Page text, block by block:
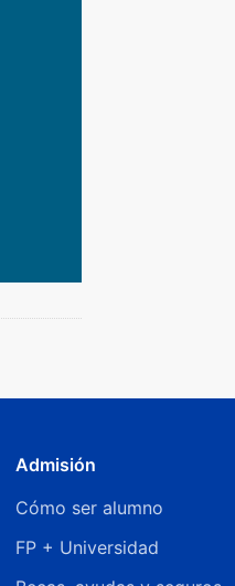
Admisión
Cómo ser alumno
FP + Universidad